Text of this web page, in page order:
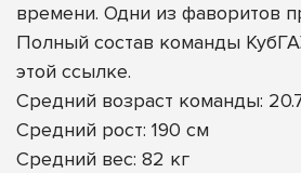
времени. Одни из фаворитов
Полный состав команды
этой ссылке.
Средний возраст команды:
Средний рост: 190 см
Средний вес: 82 кг